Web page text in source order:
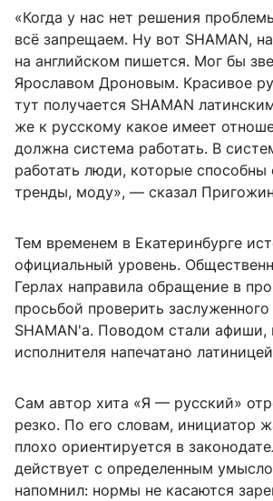
«Когда у нас нет решения
всё запрещаем. Ну вот SHAMAN,
на английском пишется. Мог бы
Ярославом Дроновым. Красивое
тут получается SHAMAN
же к русскому какое имеет
должна система работать. В
работать люди, которые способны
тренды, моду», — сказал
Тем временем в Екатеринбурге
официальный уровень.
Герлах направила обращение в
просьбой проверить
SHAMAN'а. Поводом стали афиши,
исполнителя напечатано
Сам автор хита «Я — русский»
резко. По его словам, инициатор
плохо ориентируется в
действует с определенным
напомнил: нормы не касаются